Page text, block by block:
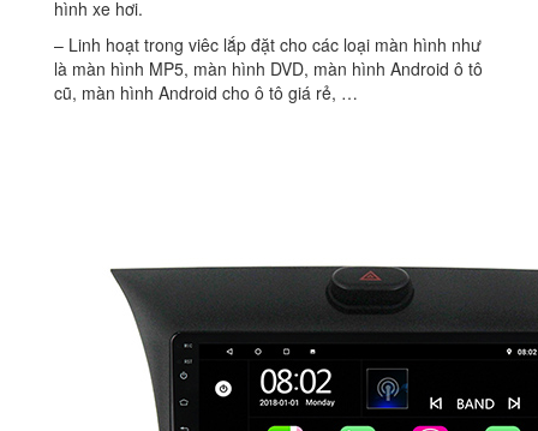
hình xe hơi.
– Linh hoạt trong viêc lắp đặt cho các loại màn hình như
là màn hình MP5, màn hình DVD, màn hình Android ô tô
cũ, màn hình Android cho ô tô giá rẻ, …